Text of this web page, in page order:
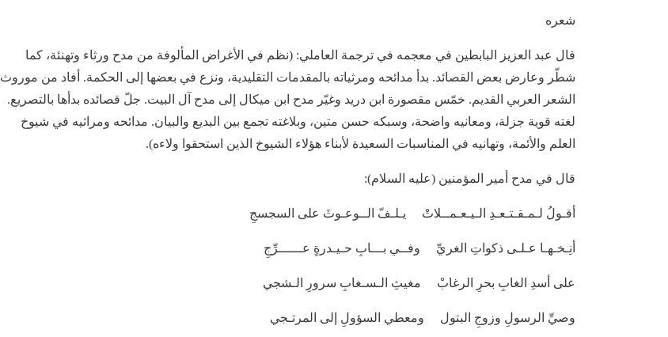
شعره
قال عبد العزيز البابطين في معجمه في ترجمة العاملي: (نظم في الأغراض المألوفة من مدح ورثاء وتهنئة، كما
شطّر وعارض بعض القصائد. بدأ مدائحه ومرثياته بالمقدمات التقليدية، ونزع في بعضها إلى الحكمة. أفاد من موروث
الشعر العربي القديم. خمّس مقصورة ابن دريد وغيّر مدح ابن ميكال إلى مدح آل البيت. جلّ قصائده بدأها بالتصريع.
لغته قوية جزلة، ومعانيه واضحة، وسبكه حسن متين، وبلاغته تجمع بين البديع والبيان. مدائحه ومراثيه في شيوخ
العلم والأئمة، وتهانيه في المناسبات السعيدة لأبناء هؤلاء الشيوخ الذين استحقوا ولاءه).
قال في مدح أمير المؤمنين (عليه السلام):
أقـولُ لـمـقـتـعـدِ الـيـعـمــلاتْ يـلـفّ الــوعـوثَ على السجسجِ
أنِـخـهـا عـلـى ذكواتِ الغريِّ وفــي بـــابِ حـيـدرةٍ عــــــرِّجِ
على أسدِ الغابِ بحرِ الرغابْ مغيثِ الـسـغابِ سرورِ الـشجي
وصيِّ الرسولِ وزوجِ البتول ومعطي السؤولِ إلى المرتـجي